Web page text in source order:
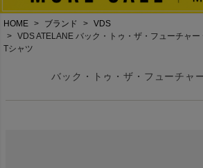
HOME ブランド
VDS
VDS ATELANE バック・トゥ・ザ・フューチャ
Tシャツ
バック・トゥ・ザ・フューチャ